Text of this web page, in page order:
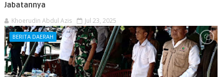
Jabatannya
Khoerudin Abdul Azis Jul 23, 2025
BERITA DAERAH